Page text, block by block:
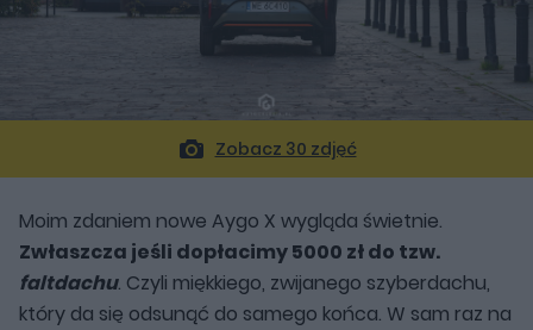
Zobacz 30 zdjęć
Moim zdaniem nowe Aygo X wygląda świetnie.
Zwłaszcza jeśli dopłacimy 5000 zł do tzw.
faltdachu. Czyli miękkiego, zwijanego szyberdachu,
który da się odsunąć do samego końca. W sam raz na